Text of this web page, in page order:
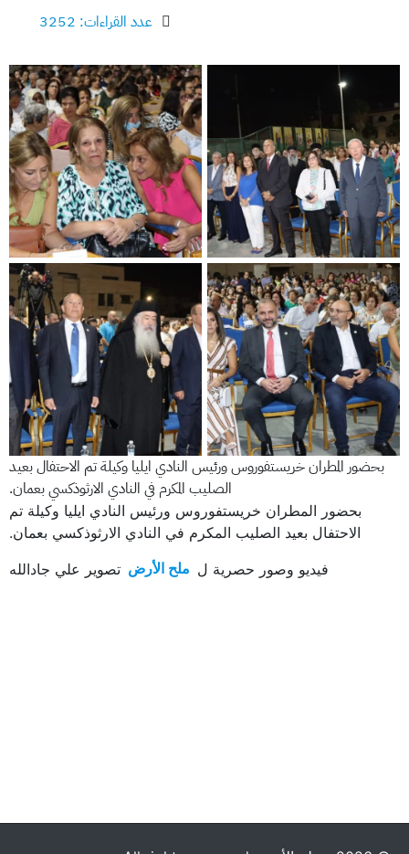
عدد القراءات: 3252
بحضور المطران خريستفوروس ورئيس النادي ايليا وكيلة تم الاحتفال بعيد
الصليب المكرم في النادي الارثوذكسي بعمان.
بحضور المطران خريستفوروس ورئيس النادي ايليا وكيلة تم
الاحتفال بعيد الصليب المكرم في النادي الارثوذكسي بعمان.
فيديو وصور حصرية ل ملح الأرض تصوير علي جادالله